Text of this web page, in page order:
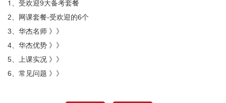
1
受欢迎9大备考套餐
2、 网课套餐-受欢迎的6个
3、 华杰名师 》》
4、 华杰优势 》》
5、
上课实况 》》
6、 常见问题 》》